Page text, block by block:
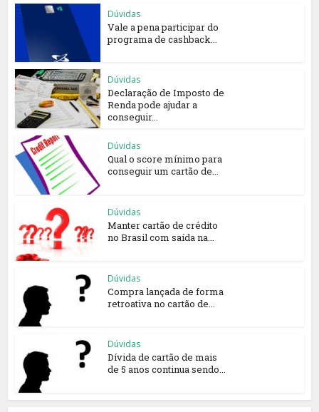
Dúvidas
Vale a pena participar do
programa de cashback...
Dúvidas
Declaração de Imposto de
Renda pode ajudar a
conseguir...
Dúvidas
Qual o score mínimo para
conseguir um cartão de...
Dúvidas
Manter cartão de crédito
no Brasil com saída na...
Dúvidas
Compra lançada de forma
retroativa no cartão de...
Dúvidas
Dívida de cartão de mais
de 5 anos continua sendo...